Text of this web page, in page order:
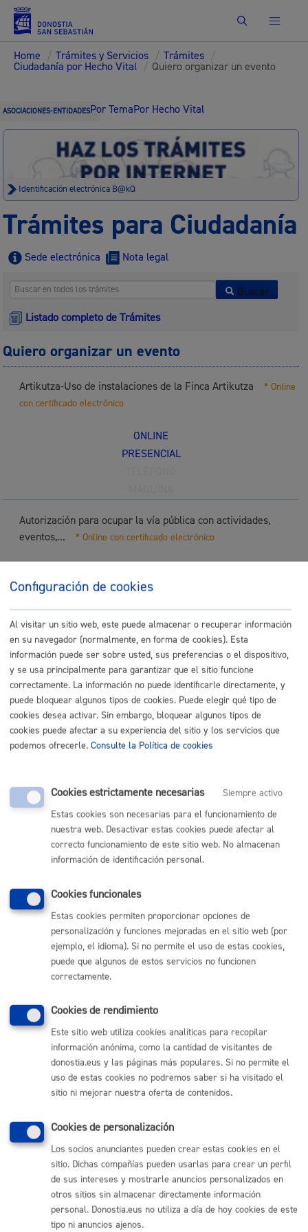
Buscar
Home / Trámites y Servicios / Trámites /
Ciudadanía por Hecho Vital / Quiero organizar un evento
ASOCIACIONES-ENTIDADESPor TemaPor Hecho Vital
Identificación electrónica B@kQ
Trámites para Ciudadanía
Sede electrónica Nota legal
Buscar
Listado completo de Trámites
Quiero organizar un evento
Artikutza-Uso de instalaciones de la Finca Artikutza
* Online
con certificado electrónico
ONLINE
PRESENCIAL
Autorización para ocupar la vía pública con actividades,
eventos,...
* Online con certificado electrónico
PRESENCIAL
TELÉFONO
MÁQUINA
Autorización para ocupar la vía pública con vehículo o
accesos puntuales
* Online con certificado electrónico
ONLINE
PRESENCIAL
TELÉFONO
Escuela Música y Danza - Solicitud de actuaciones de la
Banda de Txistularis
ONLINE
PRESENCIAL
MÁQUINA
Escuela Música y Danza - Solicitud de conciertos de carácter
TELÉFONO
MÁQUINA
Escuela Música y Danza - Utilización gratuita de espacios
mediante convenio
PRESENCIAL
TELÉFONO
MÁQUINA
Volver al índice Volver atrás
Configuración de cookies
Al visitar un sitio web, este puede almacenar o recuperar información
en su navegador (normalmente, en forma de cookies). Esta
información puede ser sobre usted, sus preferencias o el dispositivo,
y se usa principalmente para garantizar que el sitio funcione
correctamente. La información no puede identificarle directamente, y
puede bloquear algunos tipos de cookies. Puede elegir qué tipo de
cookies desea activar. Sin embargo, bloquear algunos tipos de
cookies puede afectar a su experiencia del sitio y los servicios que
podemos ofrecerle. Consulte la Política de cookies
Cookies estrictamente necesarias
Siempre activo
Estas cookies son necesarias para el funcionamiento de
nuestra web. Desactivar estas cookies puede afectar al
correcto funcionamiento de este sitio web. No almacenan
información de identificación personal.
Cookies funcionales
Estas cookies permiten proporcionar opciones de
personalización y funciones mejoradas en el sitio web (por
ejemplo, el idioma). Si no permite el uso de estas cookies,
puede que algunos de estos servicios no funcionen
correctamente.
Cookies de rendimiento
Este sitio web utiliza cookies analíticas para recopilar
información anónima, como la cantidad de visitantes de
donostia.eus y las páginas más populares. Si no permite el
uso de estas cookies no podremos saber si ha visitado el
sitio ni mejorar nuestra oferta de contenidos.
Cookies de personalización
Los socios anunciantes pueden crear estas cookies en el
sitio. Dichas compañías pueden usarlas para crear un perfil
de sus intereses y mostrarle anuncios personalizados en
otros sitios sin almacenar directamente información
personal. Donostia.eus no utiliza a día de hoy cookies de este
tipo ni anuncios ajenos.